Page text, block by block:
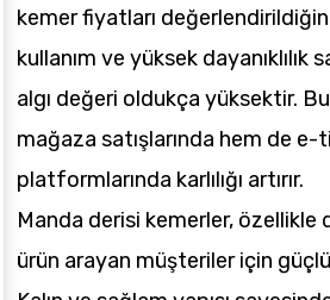
kemer fiyatları
kullanım ve yüksek dayanıklılık
algı değeri oldukça yüksektir.
mağaza satışlarında hem de
platformlarında karlılığı artırır.
Manda derisi kemerler, özellikle
ürün arayan müşteriler için